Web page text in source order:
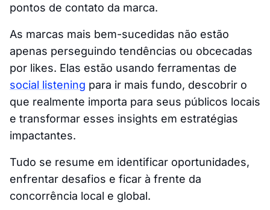
pontos de contato da marca.
As marcas mais bem-sucedidas não estão
apenas perseguindo tendências ou obcecadas
por likes. Elas estão usando ferramentas de
social listening para ir mais fundo, descobrir o
que realmente importa para seus públicos locais
e transformar esses insights em estratégias
impactantes.
Tudo se resume em identificar oportunidades,
enfrentar desafios e ficar à frente da
concorrência local e global.